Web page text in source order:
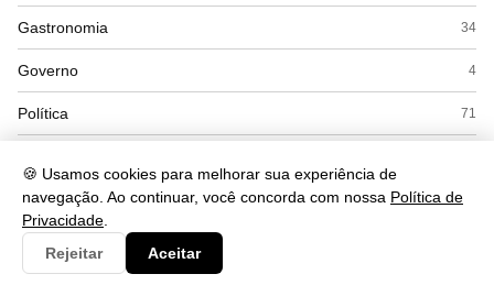
🍪 Usamos cookies para melhorar sua experiência de
navegação. Ao continuar, você concorda com nossa Política de
Privacidade
Rejeitar
Aceitar
Gastronomia 34
Governo 4
Política 71
Segurança 252